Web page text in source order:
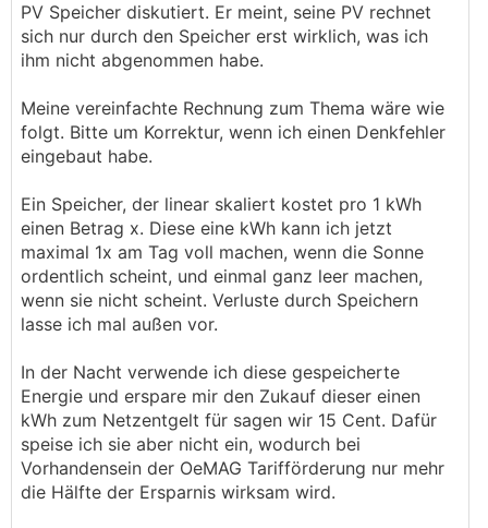
PV Speicher diskutiert. Er meint, seine PV rechnet
sich nur durch den Speicher erst wirklich, was ich
ihm nicht abgenommen habe.
Meine vereinfachte Rechnung zum Thema wäre wie
folgt. Bitte um Korrektur, wenn ich einen Denkfehler
eingebaut habe.
Ein Speicher, der linear skaliert kostet pro 1 kWh
einen Betrag x. Diese eine kWh kann ich jetzt
maximal 1x am Tag voll machen, wenn die Sonne
ordentlich scheint, und einmal ganz leer machen,
wenn sie nicht scheint. Verluste durch Speichern
lasse ich mal außen vor.
In der Nacht verwende ich diese gespeicherte
Energie und erspare mir den Zukauf dieser einen
kWh zum Netzentgelt für sagen wir 15 Cent. Dafür
speise ich sie aber nicht ein, wodurch bei
Vorhandensein der OeMAG Tarifförderung nur mehr
die Hälfte der Ersparnis wirksam wird.